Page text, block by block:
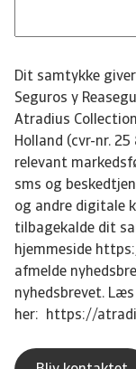
Dit samtykke
Seguros y
Atradius
Holland (cvr-nr.
relevant
sms og
og andre digitale
tilbagekalde dit
hjemmeside
afmelde
nyhedsbrevet.
her: https://